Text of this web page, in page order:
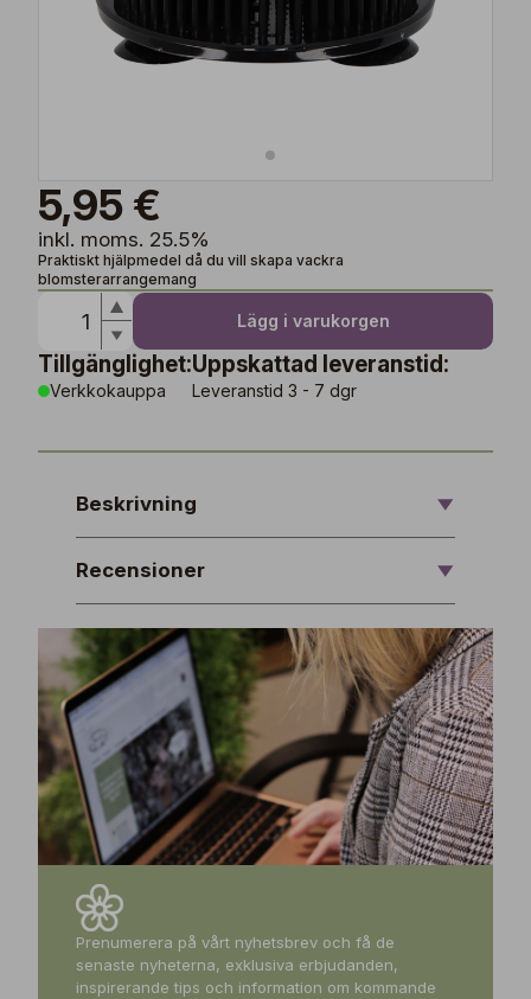
5,95 €
inkl. moms. 25.5%
Praktiskt hjälpmedel då du vill skapa vackra
blomsterarrangemang
Lägg i varukorgen
Tillgänglighet:
Verkkokauppa
Uppskattad leveranstid:
Leveranstid 3 - 7 dgr
Beskrivning
Recensioner
Prenumerera på vårt nyhetsbrev och få de
senaste nyheterna, exklusiva erbjudanden,
inspirerande tips och information om kommande